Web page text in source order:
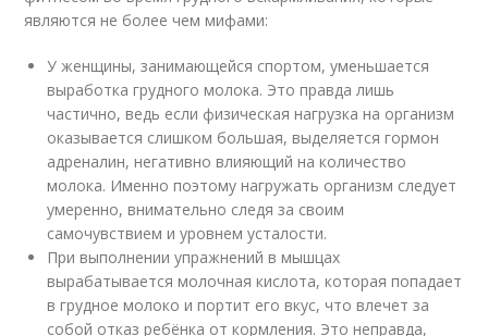
являются не более чем мифами:
У женщины, занимающейся спортом, уменьшается
выработка грудного молока. Это правда лишь
частично, ведь если физическая нагрузка на организм
оказывается слишком большая, выделяется гормон
адреналин, негативно влияющий на количество
молока. Именно поэтому нагружать организм следует
умеренно, внимательно следя за своим
самочувствием и уровнем усталости.
При выполнении упражнений в мышцах
вырабатывается молочная кислота, которая попадает
в грудное молоко и портит его вкус, что влечет за
собой отказ ребёнка от кормления. Это неправда,